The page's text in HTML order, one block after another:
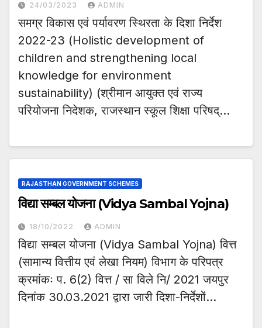
24/03/2023 ADMIN
समग्र विकास एवं पर्यावरण स्थिरता के दिशा निर्देश
2022-23 (Holistic development of
children and strengthening local
knowledge for environment
sustainability) (श्रीमान आयुक्त एवं राज्य
परियोजना निदेशक, राजस्थान स्कूल शिक्षा परिषद्…
RAJASTHAN GOVERNMENT SCHEMES
विद्या सम्बल योजना (Vidya Sambal Yojna)
18/10/2022 ADMIN
विद्या सम्बल योजना (Vidya Sambal Yojna) वित्त
(सामान्य वित्तीय एवं लेखा नियम) विभाग के परिपत्र
क्रमांकः प. 6(2) वित्त / सा विले नि/ 2021 जयपुर
दिनांक 30.03.2021 द्वारा जारी दिशा-निर्देशों…